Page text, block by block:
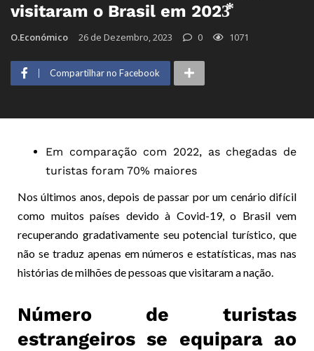
visitaram o Brasil em 2023⃰
O.Económico 26 de Dezembro, 2023 0 1071
Compartilhar no Facebook
Em comparação com 2022, as chegadas de
turistas foram 70% maiores
Nos últimos anos, depois de passar por um cenário difícil
como muitos países devido à Covid-19, o Brasil vem
recuperando gradativamente seu potencial turístico, que
não se traduz apenas em números e estatísticas, mas nas
histórias de milhões de pessoas que visitaram a nação.
Número de turistas
estrangeiros se equipara ao